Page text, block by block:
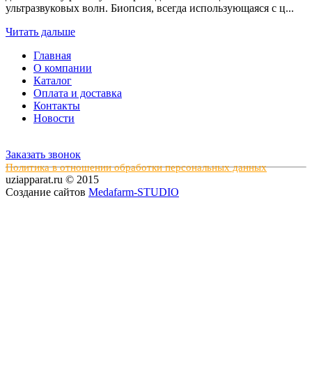
ультразвуковых волн. Биопсия, всегда использующаяся с ц...
Читать дальше
Главная
О компании
Каталог
Оплата и доставка
Контакты
Новости
Заказать звонок
Политика в отношении обработки персональных данных
uziapparat.ru © 2015
Создание сайтов Medafarm-STUDIO